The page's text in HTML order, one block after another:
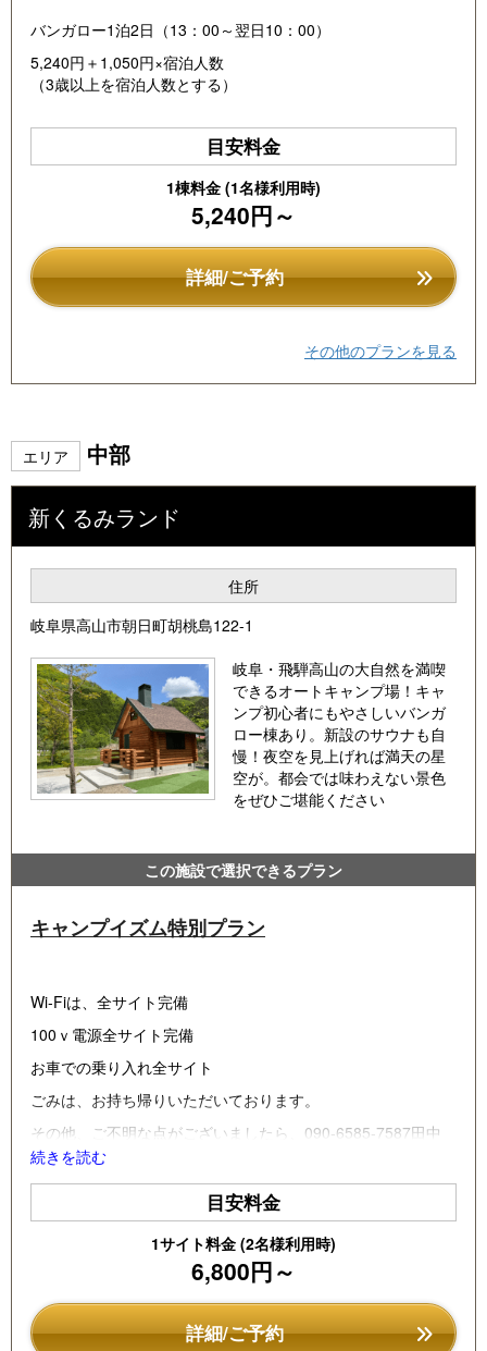
o
u
バンガロー1泊2日（13：00～翌日10：00）
5,240円＋1,050円×宿泊人数
（3歳以上を宿泊人数とする）
目安料金
1棟料金 (1名様利用時)
5,240円～
詳細/ご予約
その他のプランを見る
エリア
中部
新くるみランド
住所
岐阜県高山市朝日町胡桃島122-1
岐阜・飛騨高山の大自然を満喫
できるオートキャンプ場！キャ
ンプ初心者にもやさしいバンガ
ロー棟あり。新設のサウナも自
慢！夜空を見上げれば満天の星
空が。都会では味わえない景色
をぜひご堪能ください
この施設で選択できるプラン
キャンプイズム特別プラン
Wi-Fiは、全サイト完備
100ｖ電源全サイト完備
お車での乗り入れ全サイト
ごみは、お持ち帰りいただいております。
その他、ご不明な点がございましたら、090-6585-7587田中
までご連絡いただければ幸いです。
■電気利用協力金について
対象期間：当施設では、4月1からお越し頂いたお客様からお
願いいたします。
※対象：宿泊プランとバーベキューハウスご利用時にお願いし
料金
続きを読む
目安料金
1サイト料金 (2名様利用時)
6,800円～
詳細/ご予約